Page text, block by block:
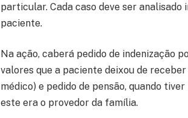
particular. Cada caso deve ser
paciente.
Na ação, caberá pedido de indenização
valores que a paciente deixou de
médico) e pedido de pensão, quando
este era o provedor da família.